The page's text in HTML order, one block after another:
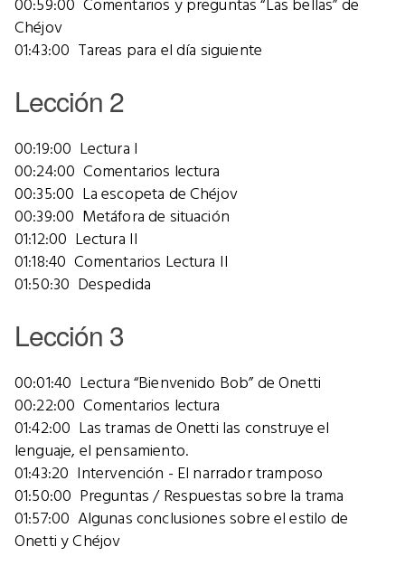
Chéjov
01:43:00 Tareas para el día siguiente
Lección 2
00:19:00 Lectura I
00:24:00 Comentarios lectura
00:35:00 La escopeta de Chéjov
00:39:00 Metáfora de situación
01:12:00 Lectura II
01:18:40 Comentarios Lectura II
01:50:30 Despedida
Lección 3
00:01:40 Lectura “Bienvenido Bob” de Onetti
00:22:00 Comentarios lectura
01:42:00 Las tramas de Onetti las construye el
lenguaje, el pensamiento.
01:43:20 Intervención - El narrador tramposo
01:50:00 Preguntas / Respuestas sobre la trama
01:57:00 Algunas conclusiones sobre el estilo de
Onetti y Chéjov